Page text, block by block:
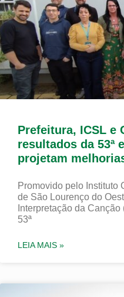
Prefeitura, ICSL e
resultados da 53ª
projetam
Promovido pelo Instituto
de São Lourenço do
Interpretação da
53ª
LEIA MAIS »